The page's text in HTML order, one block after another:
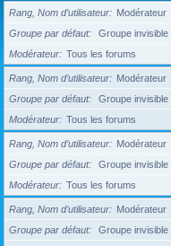
Rang, Nom d’utilisateur Modérateur
Groupe par défaut
Groupe invisible
Modérateur
Tous les forums
Rang, Nom d’utilisateur Modérateur
Groupe par défaut
Groupe invisible
Modérateur
Tous les forums
Rang, Nom d’utilisateur Modérateur
Groupe par défaut
Groupe invisible
Modérateur
Tous les forums
Rang, Nom d’utilisateur Modérateur
Groupe par défaut
Groupe invisible